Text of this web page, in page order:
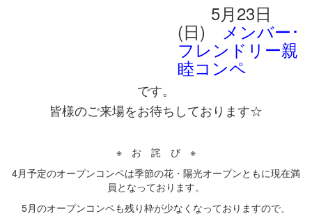
5月23日
(日) メンバー･
フレンドリー親
睦コンペ
です。
皆様のご来場をお待ちしております☆
※ お 詫 び ※
4月予定のオープンコンペは季節の花・陽光オープンともに現在満
員となっております。
5月のオープンコンペも残り枠が少なくなっておりますので、